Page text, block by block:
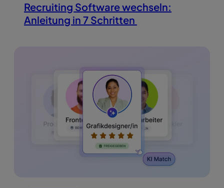
Recruiting Software wechseln:
Anleitung in 7 Schritten